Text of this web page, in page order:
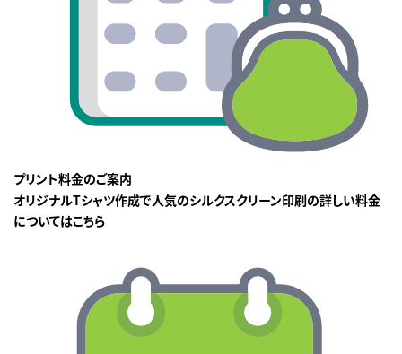
プリント料金のご案内
オリジナルTシャツ作成で人気のシルクスクリーン印刷の詳しい料金
についてはこちら